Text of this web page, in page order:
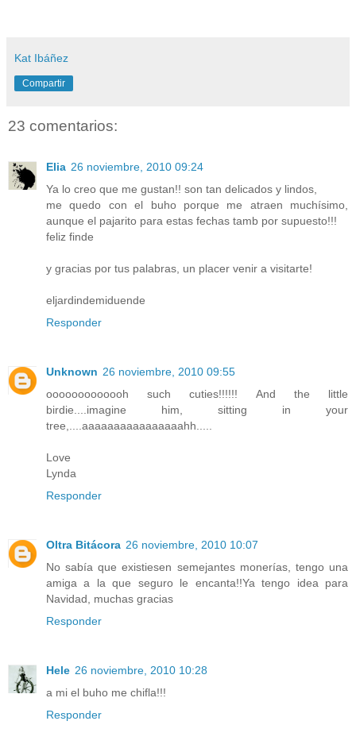
Kat Ibáñez
Compartir
23 comentarios:
Elia 26 noviembre, 2010 09:24
Ya lo creo que me gustan!! son tan delicados y lindos,
me quedo con el buho porque me atraen muchísimo,
aunque el pajarito para estas fechas tamb por supuesto!!!
feliz finde
y gracias por tus palabras, un placer venir a visitarte!
eljardindemiduende
Responder
Unknown 26 noviembre, 2010 09:55
ooooooooooooh such cuties!!!!!! And the little
birdie....imagine him, sitting in your
tree,....aaaaaaaaaaaaaaaahh.....
Love
Lynda
Responder
Oltra Bitácora 26 noviembre, 2010 10:07
No sabía que existiesen semejantes monerías, tengo una
amiga a la que seguro le encanta!!Ya tengo idea para
Navidad, muchas gracias
Responder
Hele 26 noviembre, 2010 10:28
a mi el buho me chifla!!!
Responder